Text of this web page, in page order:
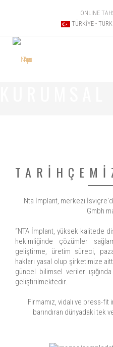
ONLINE
TÜRKIYE -
Nta İmplant, merkezi
Gmbh
“NTA İmplant, yüksek kalitede
hekimliğinde çözümler
geliştirme, üretim süreci,
hakları yasal olup şirketimize
güncel bilimsel veriler
geliştirilmektedir.
Firmamız, vidalı ve press-
barındıran dünyadaki tek